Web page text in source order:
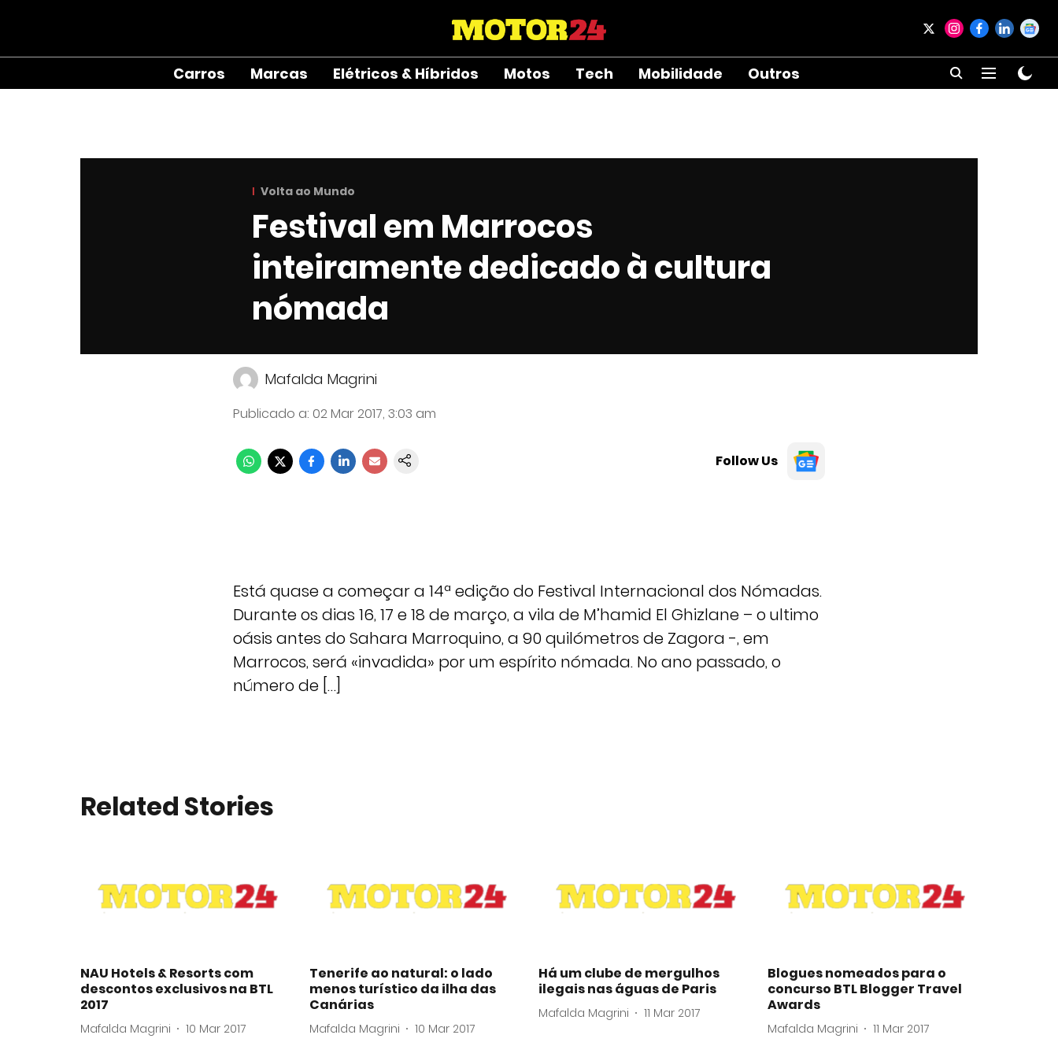
Carros Marcas Elétricos & Híbridos Motos Tech Mobilidade Outros
Volta ao Mundo
Festival em Marrocos
inteiramente dedicado à cultura
nómada
Mafalda Magrini
Publicado a: 02 Mar 2017, 3:03 am
Follow Us
Está quase a começar a 14ª edição do Festival Internacional dos Nómadas.
Durante os dias 16, 17 e 18 de março, a vila de M’hamid El Ghizlane – o ultimo
oásis antes do Sahara Marroquino, a 90 quilómetros de Zagora -, em
Marrocos, será «invadida» por um espírito nómada. No ano passado, o
número de […]
Related Stories
NAU Hotels & Resorts com
descontos exclusivos na BTL
2017
Mafalda Magrini 10 Mar 2017
Tenerife ao natural: o lado
menos turístico da ilha das
Canárias
Mafalda Magrini 10 Mar 2017
Há um clube de mergulhos
ilegais nas águas de Paris
Mafalda Magrini 11 Mar 2017
Blogues nomeados para o
concurso BTL Blogger Travel
Awards
Mafalda Magrini 11 Mar 2017